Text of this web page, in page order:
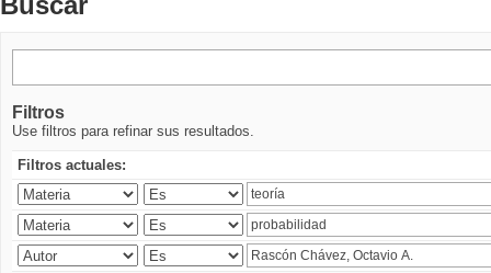
Filtros
Use filtros para refinar sus resultados.
Filtros actuales: